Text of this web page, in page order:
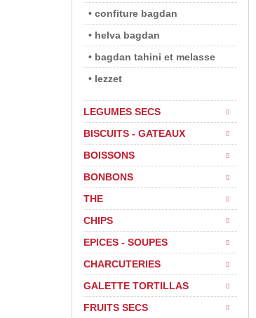
• confiture bagdan
• helva bagdan
• bagdan tahini et melasse
• lezzet
LEGUMES SECS
BISCUITS - GATEAUX
BOISSONS
BONBONS
THE
CHIPS
EPICES - SOUPES
CHARCUTERIES
GALETTE TORTILLAS
FRUITS SECS